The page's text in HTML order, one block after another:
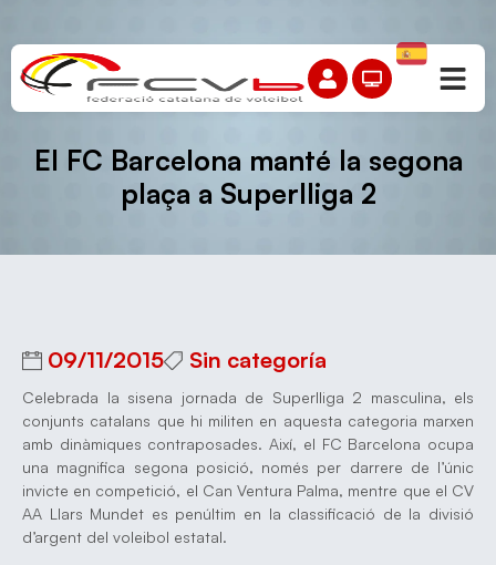
El FC Barcelona manté la segona
plaça a Superlliga 2
09/11/2015 Sin categoría
Celebrada la sisena jornada de Superlliga 2 masculina, els
conjunts catalans que hi militen en aquesta categoria marxen
amb dinàmiques contraposades. Així, el FC Barcelona ocupa
una magnifica segona posició, només per darrere de l’únic
invicte en competició, el Can Ventura Palma, mentre que el CV
AA Llars Mundet es penúltim en la classificació de la divisió
d’argent del voleibol estatal.